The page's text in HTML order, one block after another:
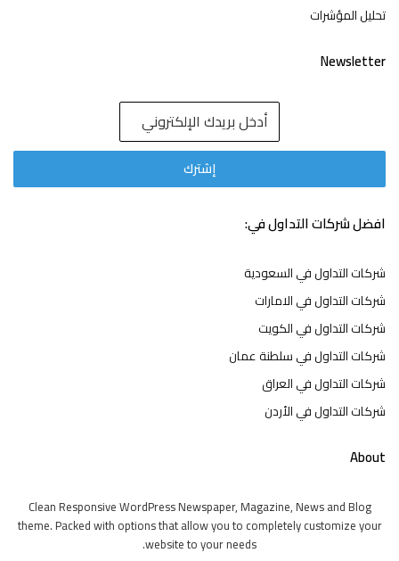
تحليل المؤشرات
Newsletter
افضل شركات التداول في:
شركات التداول في السعودية
شركات التداول في الامارات
شركات التداول في الكويت
شركات التداول في سلطنة عمان
شركات التداول في العراق
شركات التداول في الأردن
About
Clean Responsive WordPress Newspaper, Magazine, News and Blog
theme. Packed with options that allow you to completely customize your
website to your needs.